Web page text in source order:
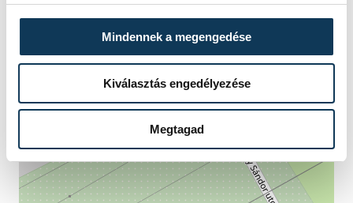
Mindennek a megengedése
Kiválasztás engedélyezése
Megtagad